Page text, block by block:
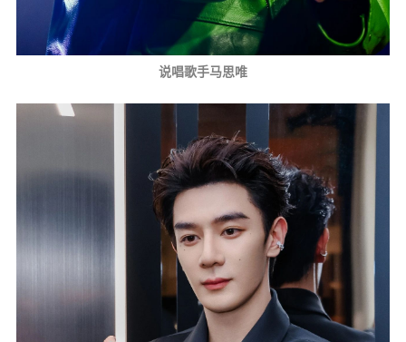
说唱歌手马思唯